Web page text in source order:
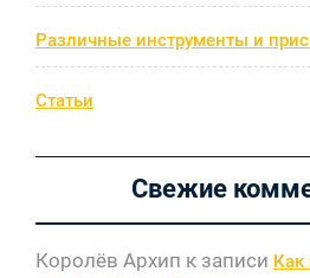
Различные инструменты и
Статьи
Свежие
Королёв Архип к записи Как